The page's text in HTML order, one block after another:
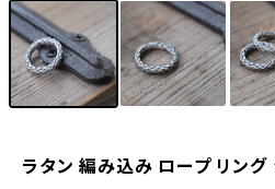
ラタン 編み込み ロープ リン